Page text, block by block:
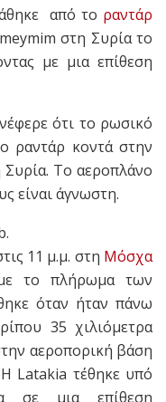
από το ραντάρ
στη Συρία το
με μια επίθεση
ότι το ρωσικό
ραντάρ κοντά στην
Το αεροπλάνο
είναι άγνωστη.
11 μ.μ. στη Μόσχα
το πλήρωμα των
όταν ήταν πάνω
35 χιλιόμετρα
αεροπορική βάση
Η Latakia τέθηκε υπό
σε μια επίθεση